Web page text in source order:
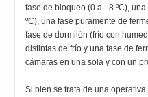
fase de bloqueo (0 a –8 ºC),
ºC), una fase puramente de
fase de dormilón (frío con
distintas de frío y una fase de
cámaras en una sola y con un
Si bien se trata de una